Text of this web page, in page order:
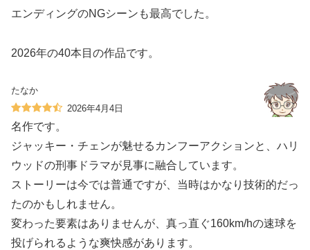
エンディングのNGシーンも最高でした。
2026年の40本目の作品です。
たなか
2026年4月4日
名作です。
ジャッキー・チェンが魅せるカンフーアクションと、ハリ
ウッドの刑事ドラマが見事に融合しています。
ストーリーは今では普通ですが、当時はかなり技術的だっ
たのかもしれません。
変わった要素はありませんが、真っ直ぐ160km/hの速球を
投げられるような爽快感があります。